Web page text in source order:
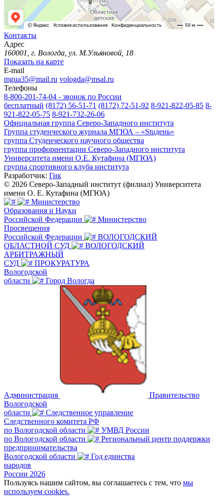
Контакты
Адрес
160001, г. Вологда, ул. М.Ульяновой, 18
Показать на карте
E-mail
mgua35@mail.ru vologda@msal.ru
Телефоны
8-800-201-74-04 - звонок по России
бесплатный (8172) 56-51-71 (8172) 72-51-92 8-921-822-05-85 8-
921-822-05-75 8-921-732-26-06
Официальная группа Северо-Западного института
Группа студенческого журнала МГЮА – «Stuдень»
группа Студенческого научного общества
группа профориентации Северо-Западного института
Университета имени О.Е. Кутафина (МГЮА)
группа спортивного клуба института
Разработчик: Гик
© 2026 Северо-Западный институт (филиал) Университета
имени О. Е. Кутафина (МГЮА)
Министерство
Образования и Науки
Российской Федерации
Министерство
Просвещения
Российской Федерации
ВОЛОГОДСКИЙ
ОБЛАСТНОЙ СУД
ВОЛОГОДСКИЙ
АРБИТРАЖНЫЙ
СУД
ПРОКУРАТУРА
Вологодской
области
Город Вологда
Администрация
Правительство
Вологодской
области
Следственное управление
Следственного комитета РФ
по Вологодской области
УМВД России
по Вологодской области
Региональный центр поддержки
предпринимательства
Вологодской области
Год единства
народов
России 2026
Пользуясь нашим сайтом, вы соглашаетесь с тем, что мы
используем cookies.